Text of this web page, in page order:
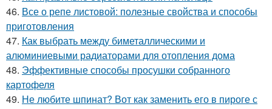
46. Все о репе листовой: полезные свойства и способы
приготовления
47. Как выбрать между биметаллическими и
алюминиевыми радиаторами для отопления дома
48. Эффективные способы просушки собранного
картофеля
49. Не любите шпинат? Вот как заменить его в пироге с